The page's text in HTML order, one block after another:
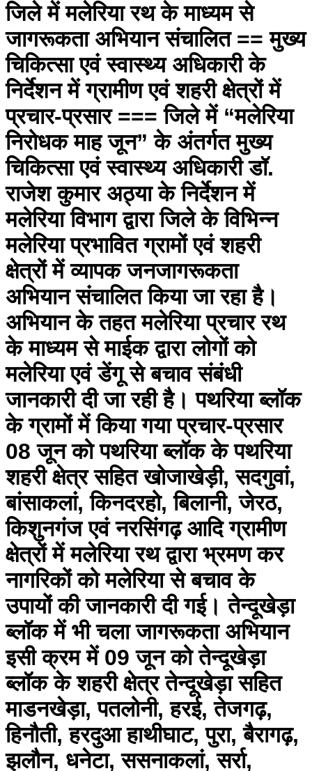
जिले में मलेरिया रथ के माध्यम से
जागरूकता अभियान संचालित == मुख्य
चिकित्सा एवं स्वास्थ्य अधिकारी के
निर्देशन में ग्रामीण एवं शहरी क्षेत्रों में
प्रचार-प्रसार === जिले में “मलेरिया
निरोधक माह जून” के अंतर्गत मुख्य
चिकित्सा एवं स्वास्थ्य अधिकारी डॉ.
राजेश कुमार अठ्या के निर्देशन में
मलेरिया विभाग द्वारा जिले के विभिन्न
मलेरिया प्रभावित ग्रामों एवं शहरी
क्षेत्रों में व्यापक जनजागरूकता
अभियान संचालित किया जा रहा है।
अभियान के तहत मलेरिया प्रचार रथ
के माध्यम से माईक द्वारा लोगों को
मलेरिया एवं डेंगू से बचाव संबंधी
जानकारी दी जा रही है। पथरिया ब्लॉक
के ग्रामों में किया गया प्रचार-प्रसार
08 जून को पथरिया ब्लॉक के पथरिया
शहरी क्षेत्र सहित खोजाखेड़ी, सदगुवां,
बांसाकलां, किनदरहो, बिलानी, जेरठ,
किशुनगंज एवं नरसिंगढ़ आदि ग्रामीण
क्षेत्रों में मलेरिया रथ द्वारा भ्रमण कर
नागरिकों को मलेरिया से बचाव के
उपायों की जानकारी दी गई। तेन्दूखेड़ा
ब्लॉक में भी चला जागरूकता अभियान
इसी क्रम में 09 जून को तेन्दूखेड़ा
ब्लॉक के शहरी क्षेत्र तेन्दूखेड़ा सहित
माडनखेड़ा, पतलोनी, हरई, तेजगढ़,
हिनौती, हरदुआ हाथीघाट, पुरा, बैरागढ़,
झलौन, धनेटा, ससनाकलां, सर्रा,